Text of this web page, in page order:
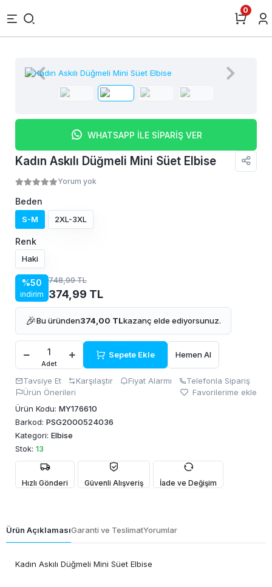
0
WHATSAPP İLE SİPARİŞ VER
Kadın Askılı Düğmeli Mini Süet Elbise
Yorum yok
Beden
S-M 2XL-3XL
Renk
Haki
%50
indirim
748,99 TL
374,99 TL
🎉Bu üründen374,00 TLkazanç elde ediyorsunuz.
Adet
Sepete Ekle Hemen Al
Tavsiye Et Karşılaştır Fiyat Alarmı
Telefonla Sipariş
Ürün Önerileri
Favorilerime ekle
Ürün Kodu: MY176610
Barkod: PSG2000524036
Kategori: Elbise
Stok: 13
Hızlı Gönderi Güvenli Alışveriş İade ve Değişim
Ürün AçıklamasıGaranti ve TeslimatYorumlar
Kadın Askılı Düğmeli Mini Süet Elbise